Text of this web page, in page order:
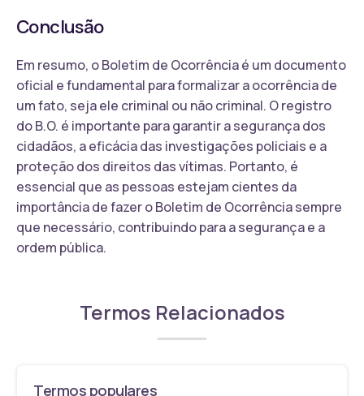
Conclusão
Em resumo, o Boletim de Ocorrência é um documento
oficial e fundamental para formalizar a ocorrência de
um fato, seja ele criminal ou não criminal. O registro
do B.O. é importante para garantir a segurança dos
cidadãos, a eficácia das investigações policiais e a
proteção dos direitos das vítimas. Portanto, é
essencial que as pessoas estejam cientes da
importância de fazer o Boletim de Ocorrência sempre
que necessário, contribuindo para a segurança e a
ordem pública.
Termos Relacionados
Termos populares